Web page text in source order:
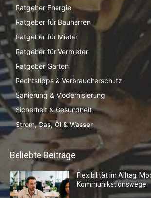
Ratgeber Energie
Ratgeber für Bauherren
Ratgeber für Mieter
Ratgeber für Vermieter
Ratgeber Garten
Rechtstipps & Verbraucherschutz
Sanierung & Modernisierung
Sicherheit & Gesundheit
Strom, Gas, Öl & Wasser
Beliebte Beiträge
Flexibilität im Alltag:
Kommunikationswege